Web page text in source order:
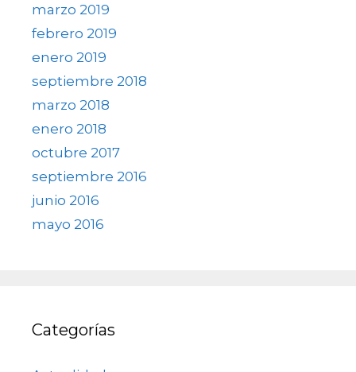
marzo 2019
febrero 2019
enero 2019
septiembre 2018
marzo 2018
enero 2018
octubre 2017
septiembre 2016
junio 2016
mayo 2016
Categorías